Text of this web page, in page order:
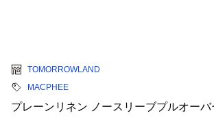
TOMORROWLAND
MACPHEE
プレーンリネン ノースリーブプルオーバ